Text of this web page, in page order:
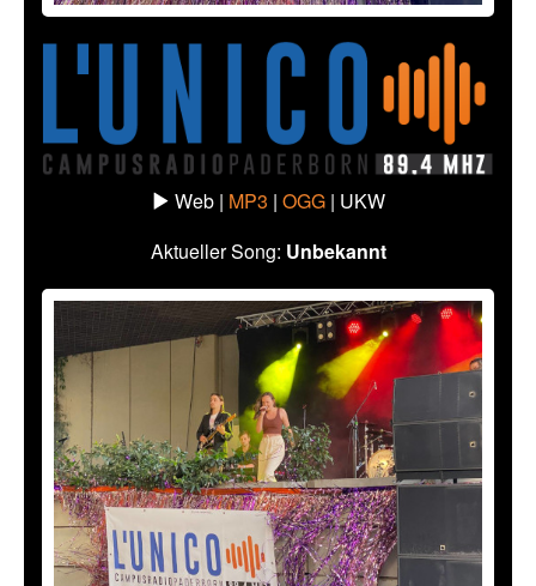
Web | MP3 | OGG | UKW
Aktueller Song: Unbekannt